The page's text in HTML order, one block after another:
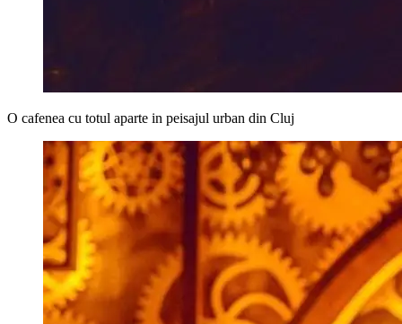
O cafenea cu totul aparte in peisajul urban din Cluj